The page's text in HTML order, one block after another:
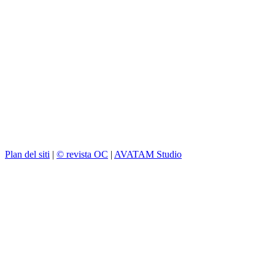
Plan del siti | © revista OC | AVATAM Studio